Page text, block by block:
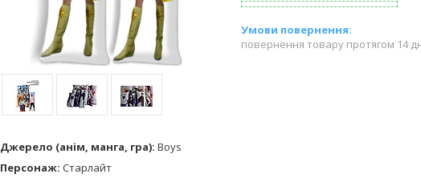
повернення товару протягом 14
Джерело (анім, манга, гра): Boys
Персонаж: Старлайт